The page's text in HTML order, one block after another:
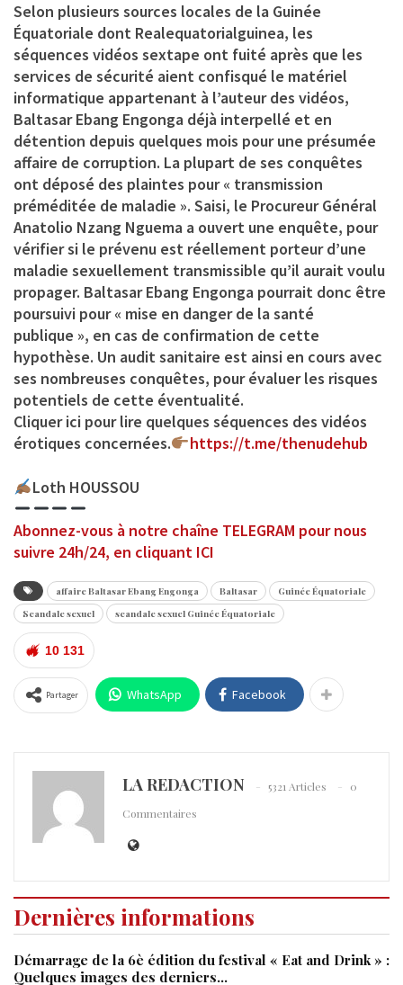
Selon plusieurs sources locales de la Guinée
Équatoriale dont Realequatorialguinea, les
séquences vidéos sextape ont fuité après que les
services de sécurité aient confisqué le matériel
informatique appartenant à l’auteur des vidéos,
Baltasar Ebang Engonga déjà interpellé et en
détention depuis quelques mois pour une présumée
affaire de corruption. La plupart de ses conquêtes
ont déposé des plaintes pour « transmission
préméditée de maladie ». Saisi, le Procureur Général
Anatolio Nzang Nguema a ouvert une enquête, pour
vérifier si le prévenu est réellement porteur d’une
maladie sexuellement transmissible qu’il aurait voulu
propager. Baltasar Ebang Engonga pourrait donc être
poursuivi pour « mise en danger de la santé
publique », en cas de confirmation de cette
hypothèse. Un audit sanitaire est ainsi en cours avec
ses nombreuses conquêtes, pour évaluer les risques
potentiels de cette éventualité.
Cliquer ici pour lire quelques séquences des vidéos
érotiques concernées.
https://t.me/thenudehub
Loth HOUSSOU
Abonnez-vous à notre chaîne TELEGRAM pour nous
suivre 24h/24, en cliquant ICI
affaire Baltasar Ebang Engonga Baltasar
Guinée Équatoriale
Scandale sexuel
scandale sexuel Guinée Équatoriale
10 131
Partager WhatsApp Facebook
LA REDACTION 5321 Articles
0
Commentaires
Dernières informations
Démarrage de la 6è édition du festival « Eat and Drink » :
Quelques images des derniers…